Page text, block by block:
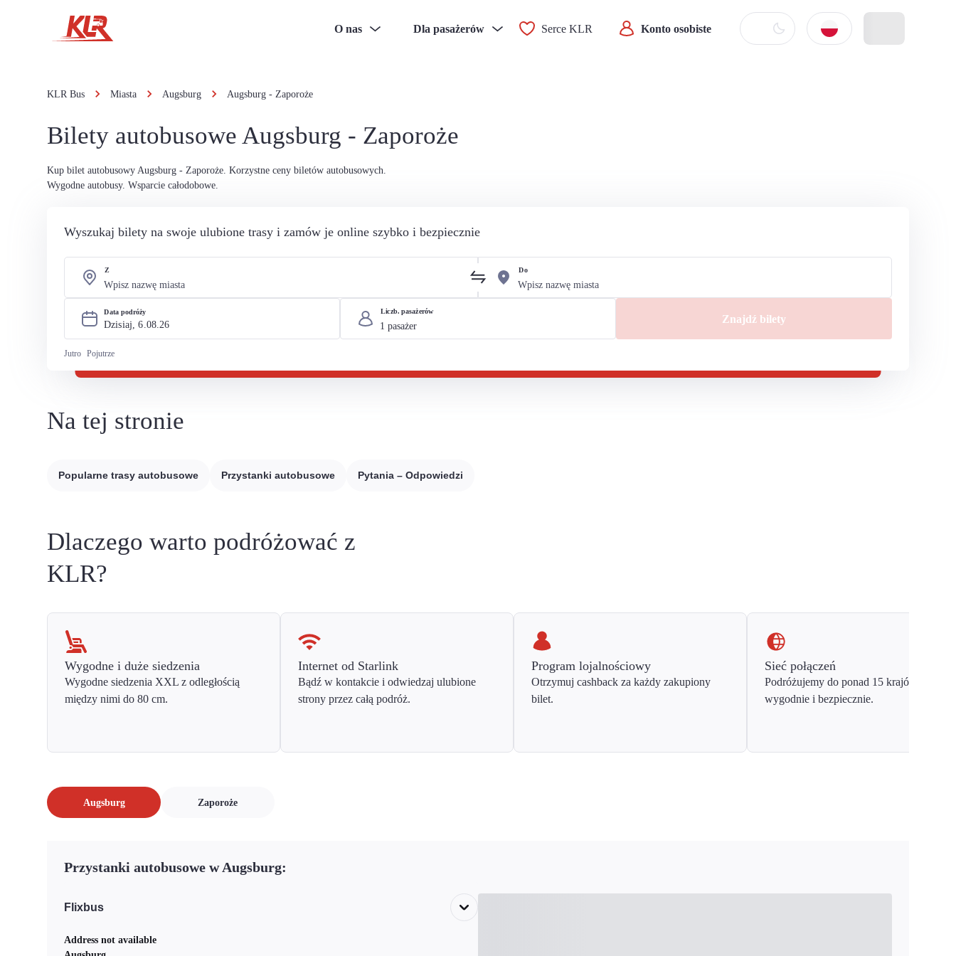
O nas Dla pasażerów Serce KLR Konto osobiste
KLR Bus Miasta Augsburg Augsburg - Zaporoże
Bilety autobusowe Augsburg - Zaporoże
Kup bilet autobusowy Augsburg - Zaporoże. Korzystne ceny biletów autobusowych.
Wygodne autobusy. Wsparcie całodobowe.
Wyszukaj bilety na swoje ulubione trasy i zamów je online szybko i bezpiecznie
Z Do
Data podróży
Dzisiaj, 6.08.26
Jutro Pojutrze
Liczb. pasażerów
Znajdź bilety
Na tej stronie
Popularne trasy autobusowe Przystanki autobusowe Pytania – Odpowiedzi
Dlaczego warto podróżować z
KLR?
Wygodne i duże siedzenia
Wygodne siedzenia XXL z odległością
między nimi do 80 cm.
Internet od Starlink
Bądź w kontakcie i odwiedzaj ulubione
strony przez całą podróż.
Program lojalnościowy
Otrzymuj cashback za każdy zakupiony
bilet.
Sieć połączeń
Podróżujemy do ponad 15 krajów Europy
wygodnie i bezpiecznie.
Augsburg Zaporoże
Przystanki autobusowe w Augsburg:
Flixbus
Address not available